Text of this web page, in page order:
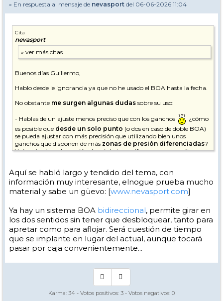
» En respuesta al mensaje de nevasport del 06-06-2026 11:04
Cita
nevasport
Buenos días Guillermo,
Hablo desde le ignorancia ya que no he usado el BOA hasta la fecha.
No obstante me surgen algunas dudas sobre su uso:
- Hablas de un ajuste menos preciso que con los ganchos
¿cómo
es posible que desde un solo punto (o dos en caso de doble BOA)
se pueda ajustar con más precisión que utilizando bien unos
ganchos que disponen de más zonas de presión diferenciadas?
Yo jamás ajusto la presión de mis botas uniformemente, prefiero
- También veo que la rueda ajusta hacia la presión pero luegono
puedes volver atrás si te has pasadouno o dos puntos por lo
que debes volver a empezar a ajustar desde cero si quieres soltar un
Son cosas que no acaban de encajarme en este sistema, aunque
habrá que probarlo, sin duda
Pepe
Aquí se habló largo y tendido del tema, con
información muy interesante, elnogue prueba mucho
material y sabe un güevo: [www.nevasport.com]
Ya hay un sistema BOA bidireccional, permite girar en
los dos sentidos sin tener que desbloquear, tanto para
apretar como para aflojar. Será cuestión de tiempo
que se implante en lugar del actual, aunque tocará
pasar por caja convenientemente...
Karma: 34 - Votos positivos: 3 - Votos negativos: 0